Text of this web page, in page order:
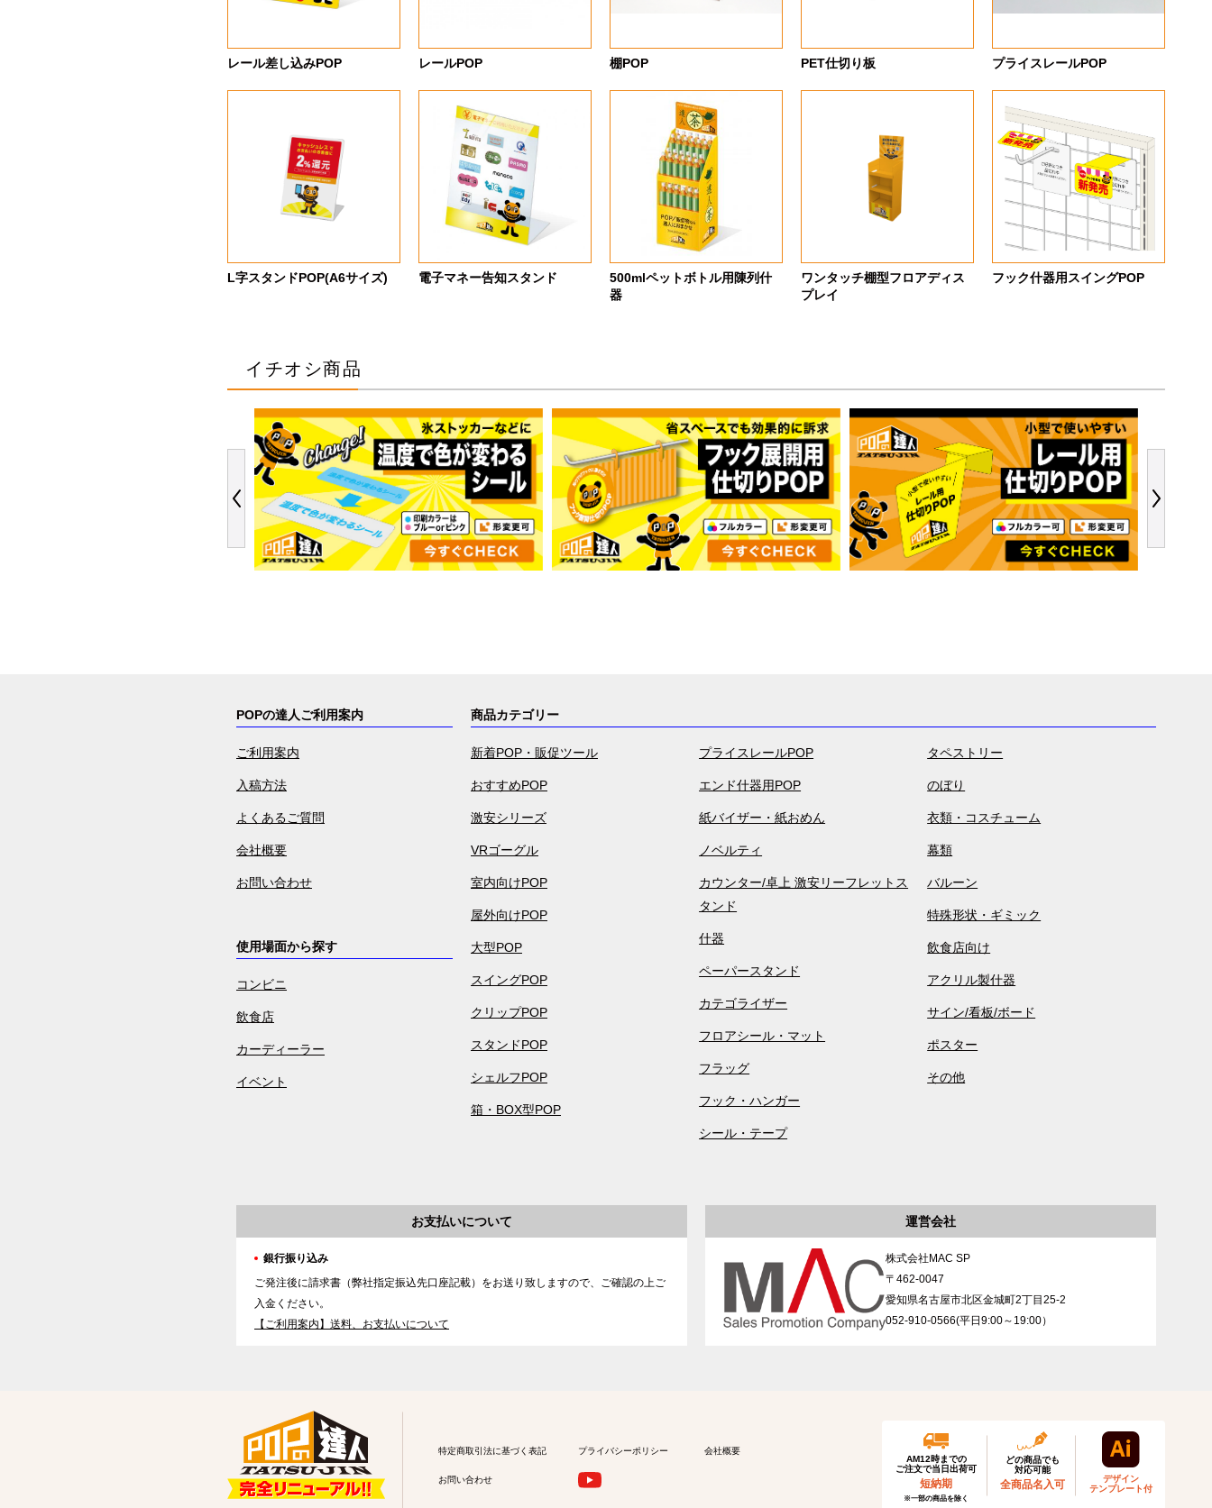
レール差し込みPOP レールPOP 棚POP PET仕切り板 プライスレールPOP
L字スタンドPOP(A6サイズ) 電子マネー告知スタンド
500mlペットボトル用陳列什
器
ワンタッチ棚型フロアディス
プレイ
フック什器用スイングPOP
イチオシ商品
POPの達人ご利用案内
ご利用案内
入稿方法
よくあるご質問
会社概要
お問い合わせ
使用場面から探す
コンビニ
飲食店
カーディーラー
イベント
商品カテゴリー
新着POP・販促ツール
おすすめPOP
激安シリーズ
VRゴーグル
室内向けPOP
屋外向けPOP
大型POP
スイングPOP
クリップPOP
スタンドPOP
シェルフPOP
箱・BOX型POP
プライスレールPOP
エンド什器用POP
紙バイザー・紙おめん
ノベルティ
カウンター/卓上 激安リーフレットス
タンド
什器
ペーパースタンド
カテゴライザー
フロアシール・マット
フラッグ
フック・ハンガー
シール・テープ
タペストリー
のぼり
衣類・コスチューム
幕類
バルーン
特殊形状・ギミック
飲食店向け
アクリル製什器
サイン/看板/ボード
ポスター
その他
お支払いについて
銀行振り込み
ご発注後に請求書（弊社指定振込先口座記載）をお送り致しますので、ご確認の上ご
入金ください。
【ご利用案内】送料、お支払いについて
運営会社
株式会社MAC SP
〒462-0047
愛知県名古屋市北区金城町2丁目25-2
052-910-0566(平日9:00～19:00）
特定商取引法に基づく表記 プライバシーポリシー 会社概要
お問い合わせ
AM12時までの
ご注文で当日出荷可
短納期
※一部の商品を除く
どの商品でも
対応可能
全商品名入可
デザイン
テンプレート付